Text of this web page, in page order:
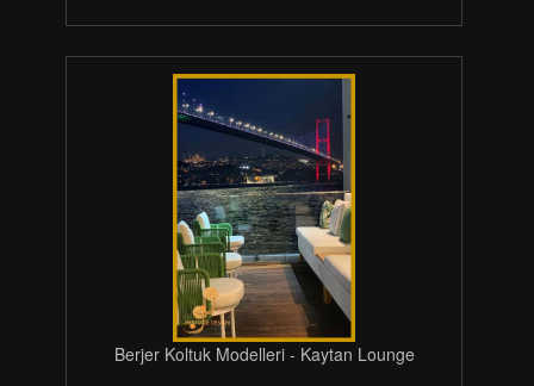
Berjer Koltuk Modelleri - Kaytan Lounge